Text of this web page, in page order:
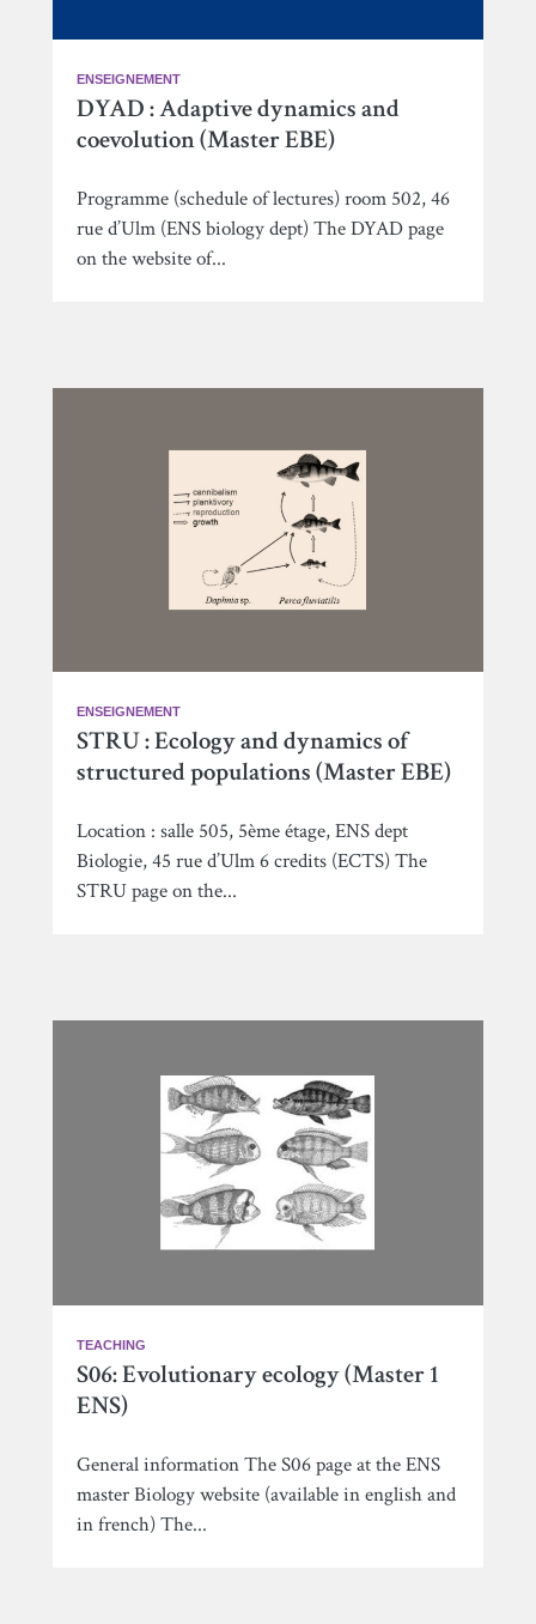
ENSEIGNEMENT
DYAD : Adaptive dynamics and
coevolution (Master EBE)
Programme (schedule of lectures) room 502, 46
rue d’Ulm (ENS biology dept) The DYAD page
on the website of...
ENSEIGNEMENT
STRU : Ecology and dynamics of
structured populations (Master EBE)
Location : salle 505, 5ème étage, ENS dept
Biologie, 45 rue d’Ulm 6 credits (ECTS) The
STRU page on the...
TEACHING
S06: Evolutionary ecology (Master 1
ENS)
General information The S06 page at the ENS
master Biology website (available in english and
in french) The...